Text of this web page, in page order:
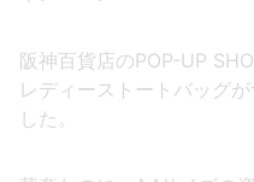
阪神百貨店のPOP-UP
レディーストートバッグ
した。